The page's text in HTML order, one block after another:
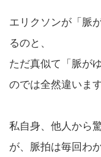
エリクソンが「脈
るのと、
ただ真似て「脈が
のでは全然違います
私自身、他人から
が、脈拍は毎回わ